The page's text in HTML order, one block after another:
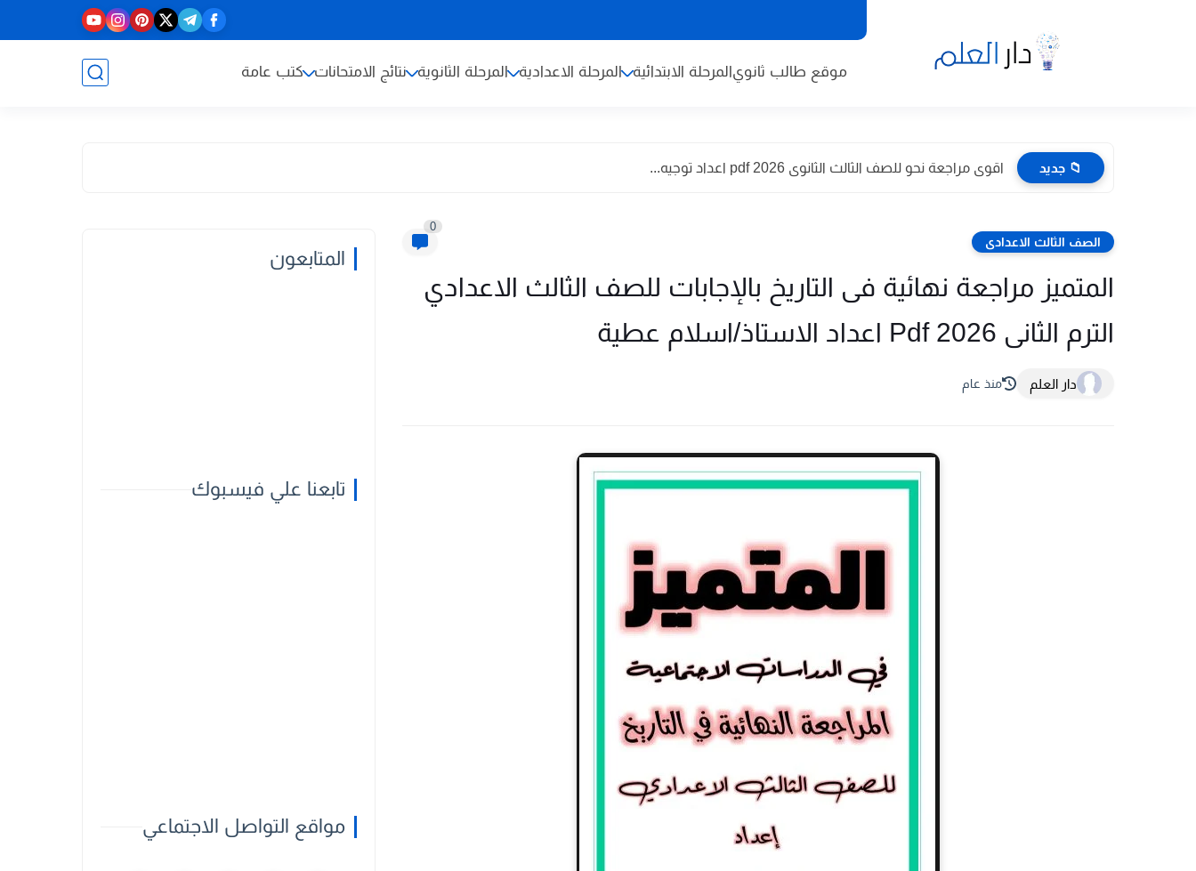
موقع طالب ثانويالمرحلة الابتدائية المرحلة الاعدادية المرحلة الثانوية نتائج الامتحانات كتب عامة
📁 جديد اقوى مراجعة نحو للصف الثالث الثانوى 2026 pdf اعداد توجيه...
الصف الثالث الاعدادى
0
المتميز مراجعة نهائية فى التاريخ بالإجابات للصف الثالث الاعدادي
الترم الثانى 2026 Pdf اعداد الاستاذ/اسلام عطية
دار العلم منذ عام
المتابعون
تابعنا علي فيسبوك
مواقع التواصل الاجتماعي